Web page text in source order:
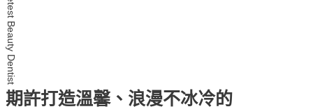
期許打造溫馨、浪漫不冰冷的